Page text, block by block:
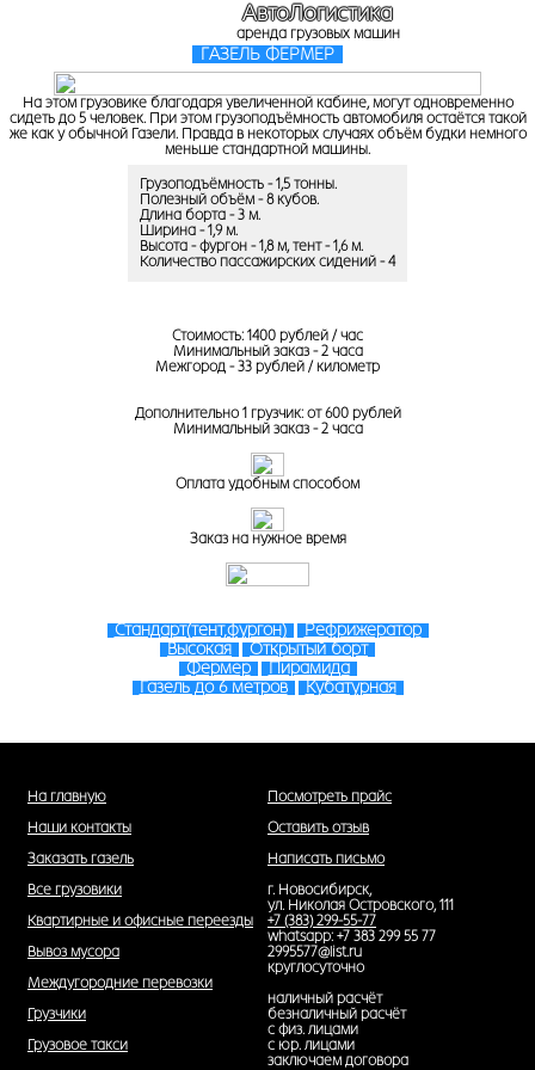
АвтоЛогистика
аренда грузовых машин
ГАЗЕЛЬ ФЕРМЕР
На этом грузовике благодаря увеличенной кабине, могут одновременно
сидеть до 5 человек. При этом грузоподъёмность автомобиля остаётся такой
же как у обычной Газели. Правда в некоторых случаях объём будки немного
меньше стандартной машины.
Грузоподъёмность - 1,5 тонны.
Полезный объём - 8 кубов.
Длина борта - 3 м.
Ширина - 1,9 м.
Высота - фургон - 1,8 м, тент - 1,6 м.
Количество пассажирских сидений - 4
Стоимость: 1400 рублей / час
Минимальный заказ - 2 часа
Межгород - 33 рублей / километр
Дополнительно 1 грузчик: от 600 рублей
Минимальный заказ - 2 часа
Оплата удобным способом
Заказ на нужное время
Стандарт(тент,фургон)
Рефрижератор
Высокая
Открытый борт
Фермер
Пирамида
Газель до 6 метров
Кубатурная
На главную
Наши контакты
Заказать газель
Все грузовики
Квартирные и офисные переезды
Вывоз мусора
Междугородние перевозки
Грузчики
Грузовое такси
Посмотреть прайс
Оставить отзыв
Написать письмо
г. Новосибирск,
ул. Николая Островского, 111
+7 (383) 299-55-77
whatsapp: +7 383 299 55 77
2995577@list.ru
круглосуточно
наличный расчёт
безналичный расчёт
с физ. лицами
с юр. лицами
заключаем договора